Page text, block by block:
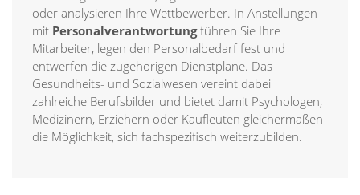
oder analysieren Ihre Wettbewerber. In Anstellungen
mit Personalverantwortungführen Sie Ihre
Mitarbeiter, legen den Personalbedarf fest und
entwerfen die zugehörigen Dienstpläne. Das
Gesundheits- und Sozialwesen vereint dabei
zahlreiche Berufsbilder und bietet damit Psychologen,
Medizinern, Erziehern oder Kaufleuten gleichermaßen
die Möglichkeit, sich fachspezifisch weiterzubilden.